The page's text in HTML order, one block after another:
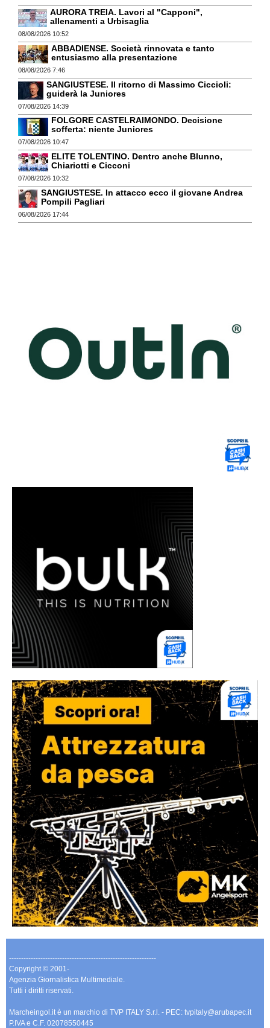
AURORA TREIA. Lavori al "Capponi",
allenamenti a Urbisaglia
08/08/2026 10:52
ABBADIENSE. Società rinnovata e tanto
entusiasmo alla presentazione
08/08/2026 7:46
SANGIUSTESE. Il ritorno di Massimo Ciccioli:
guiderà la Juniores
07/08/2026 14:39
FOLGORE CASTELRAIMONDO. Decisione
sofferta: niente Juniores
07/08/2026 10:47
ELITE TOLENTINO. Dentro anche Blunno,
Chiariotti e Cicconi
07/08/2026 10:32
SANGIUSTESE. In attacco ecco il giovane Andrea
Pompili Pagliari
06/08/2026 17:44
-------------------------------------------------------------
Copyright © 2001-
Agenzia Giornalistica Multimediale.
Tutti i diritti riservati.
Marcheingol.it è un marchio di TVP ITALY S.r.l. - PEC: tvpitaly@arubapec.it
P.IVA e C.F. 02078550445